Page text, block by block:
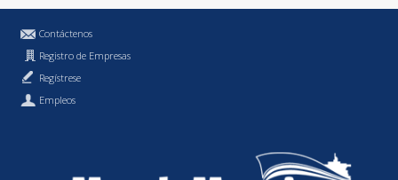
Contáctenos
Registro de Empresas
Regístrese
Empleos